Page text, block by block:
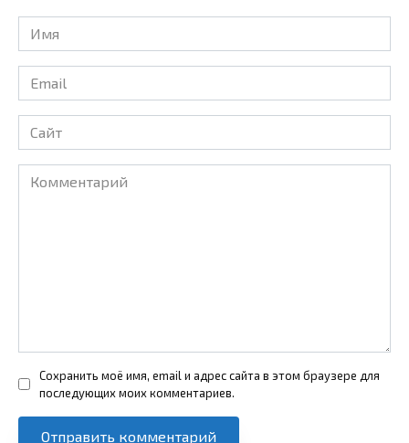
Имя
*
Email
*
Сайт
Комментарий
Сохранить моё имя, email и адрес сайта в этом браузере для
последующих моих комментариев.